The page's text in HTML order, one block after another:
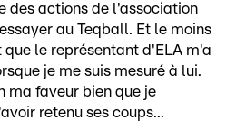
des actions de l'association
au Teqball. Et le moins
que le représentant d'ELA m'a
je me suis mesuré à lui.
ma faveur bien que je
retenu ses coups...